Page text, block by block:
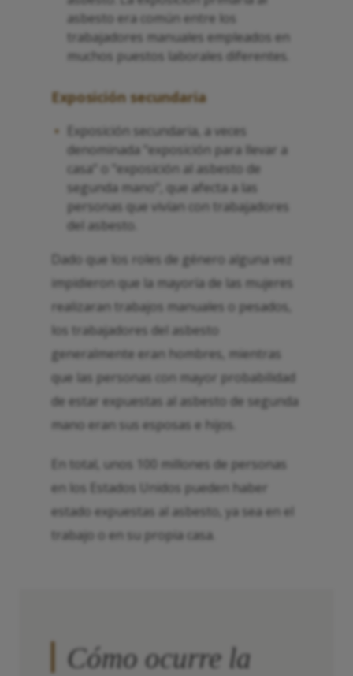
asbesto era común entre los
trabajadores manuales empleados en
muchos puestos laborales diferentes.
Exposición secundaria
Exposición secundaria, a veces
denominada "exposición para llevar a
casa" o "exposición al asbesto de
segunda mano", que afecta a las
personas que vivían con trabajadores
del asbesto.
Dado que los roles de género alguna vez
impidieron que la mayoría de las mujeres
realizaran trabajos manuales o pesados,
los trabajadores del asbesto
generalmente eran hombres, mientras
que las personas con mayor probabilidad
de estar expuestas al asbesto de segunda
mano eran sus esposas e hijos.
En total, unos 100 millones de personas
en los Estados Unidos pueden haber
estado expuestas al asbesto, ya sea en el
trabajo o en su propia casa.
Cómo ocurre la